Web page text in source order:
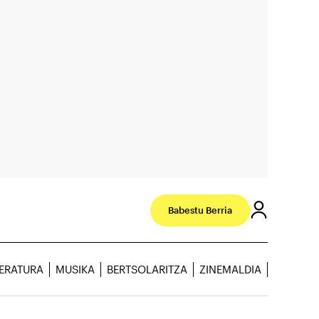
Babestu Berria
MUSIKA BERTSOLARITZA ZINEMALDIA